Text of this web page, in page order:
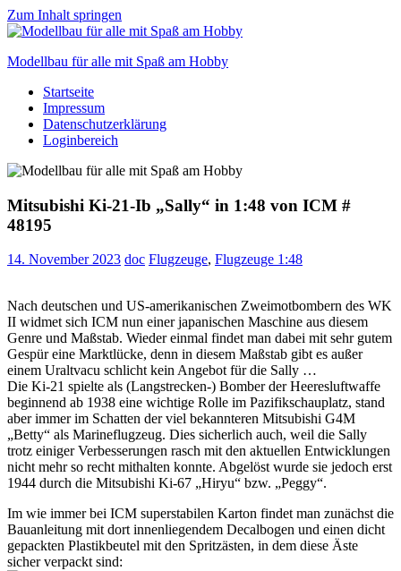
Zum Inhalt springen
Modellbau für alle mit Spaß am Hobby
Scale
modelling
to
Startseite
Impressum
Datenschutzerklärung
Loginbereich
Mitsubishi Ki-21-Ib „Sally“ in 1:48 von ICM #
48195
14. November 2023 doc Flugzeuge, Flugzeuge 1:48
Nach deutschen und US-amerikanischen Zweimotbombern des WK
II widmet sich ICM nun einer japanischen Maschine aus diesem
Genre und Maßstab. Wieder einmal findet man dabei mit sehr gutem
Gespür eine Marktlücke, denn in diesem Maßstab gibt es außer
einem Uraltvacu schlicht kein Angebot für die Sally …
Die Ki-21 spielte als (Langstrecken-) Bomber der Heeresluftwaffe
beginnend ab 1938 eine wichtige Rolle im Pazifikschauplatz, stand
aber immer im Schatten der viel bekannteren Mitsubishi G4M
„Betty“ als Marineflugzeug. Dies sicherlich auch, weil die Sally
trotz einiger Verbesserungen rasch mit den aktuellen Entwicklungen
nicht mehr so recht mithalten konnte. Abgelöst wurde sie jedoch erst
1944 durch die Mitsubishi Ki-67 „Hiryu“ bzw. „Peggy“.
Im wie immer bei ICM superstabilen Karton findet man zunächst die
Bauanleitung mit dort innenliegendem Decalbogen und einen dicht
gepackten Plastikbeutel mit den Spritzästen, in dem diese Äste
sicher verpackt sind: